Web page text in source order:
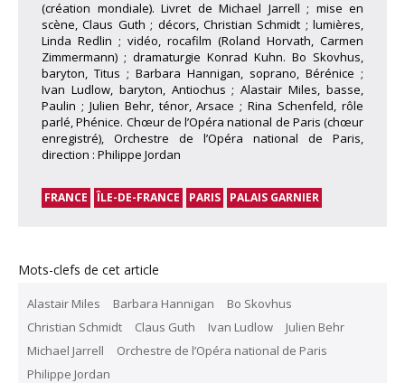
(création mondiale). Livret de Michael Jarrell ; mise en
scène, Claus Guth ; décors, Christian Schmidt ; lumières,
Linda Redlin ; vidéo, rocafilm (Roland Horvath, Carmen
Zimmermann) ; dramaturgie Konrad Kuhn. Bo Skovhus,
baryton, Titus ; Barbara Hannigan, soprano, Bérénice ;
Ivan Ludlow, baryton, Antiochus ; Alastair Miles, basse,
Paulin ; Julien Behr, ténor, Arsace ; Rina Schenfeld, rôle
parlé, Phénice. Chœur de l’Opéra national de Paris (chœur
enregistré), Orchestre de l’Opéra national de Paris,
direction : Philippe Jordan
FRANCE ÎLE-DE-FRANCE PARIS PALAIS GARNIER
Mots-clefs de cet article
Alastair Miles Barbara Hannigan
Bo Skovhus
Christian Schmidt
Claus Guth Ivan Ludlow
Julien Behr
Michael Jarrell
Orchestre de l’Opéra national de Paris
Philippe Jordan